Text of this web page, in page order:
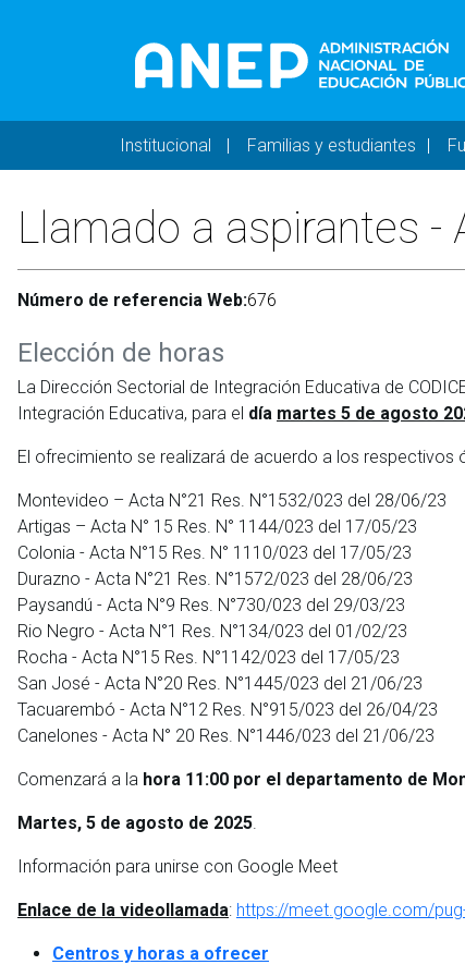
Navegación principal -
Institucional Familias y estudiantes
Llamado a aspirantes -
Número de referencia Web:676
Elección de horas
La Dirección Sectorial de Integración Educativa de
Integración Educativa, para el día martes 5 de agosto
El ofrecimiento se realizará de acuerdo a los respectivos
Montevideo – Acta N°21 Res. N°1532/023 del 28/06/23
Artigas – Acta N° 15 Res. N° 1144/023 del 17/05/23
Colonia - Acta N°15 Res. N° 1110/023 del 17/05/23
Durazno - Acta N°21 Res. N°1572/023 del 28/06/23
Paysandú - Acta N°9 Res. N°730/023 del 29/03/23
Rio Negro - Acta N°1 Res. N°134/023 del 01/02/23
Rocha - Acta N°15 Res. N°1142/023 del 17/05/23
San José - Acta N°20 Res. N°1445/023 del 21/06/23
Tacuarembó - Acta N°12 Res. N°915/023 del 26/04/23
Canelones - Acta N° 20 Res. N°1446/023 del 21/06/23
Comenzará a la hora 11:00 por el departamento de
Martes, 5 de agosto de 2025.
Información para unirse con Google Meet
Enlace de la videollamada: https://meet.google.com/
Centros y horas a ofrecer